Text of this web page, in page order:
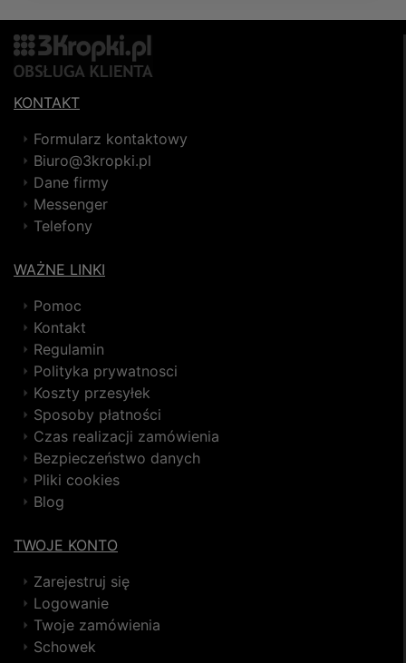
KONTAKT
Formularz kontaktowy
Biuro@3kropki.pl
Dane firmy
Messenger
Telefony
WAŻNE LINKI
Pomoc
Kontakt
Regulamin
Polityka prywatnosci
Koszty przesyłek
Sposoby płatności
Czas realizacji zamówienia
Bezpieczeństwo danych
Pliki cookies
Blog
TWOJE KONTO
Zarejestruj się
Logowanie
Twoje zamówienia
Schowek